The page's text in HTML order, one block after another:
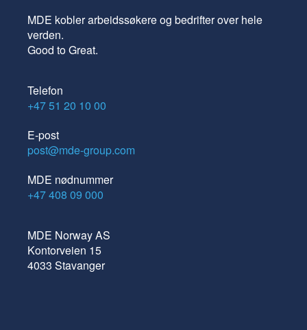
MDE kobler arbeidssøkere og bedrifter over hele
verden.
Good to Great.
Telefon
+47 51 20 10 00
E-post
post@mde-group.com
MDE nødnummer
+47 408 09 000
MDE Norway AS
Kontorveien 15
4033 Stavanger